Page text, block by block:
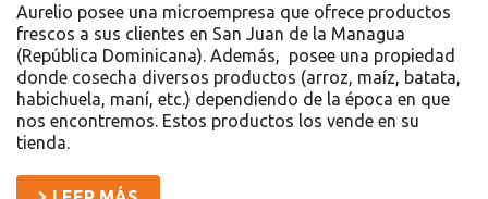
Aurelio posee una microempresa que ofrece productos
frescos a sus clientes en San Juan de la Managua
(República Dominicana). Además, posee una propiedad
donde cosecha diversos productos (arroz, maíz, batata,
habichuela, maní, etc.) dependiendo de la época en que
nos encontremos. Estos productos los vende en su
tienda.